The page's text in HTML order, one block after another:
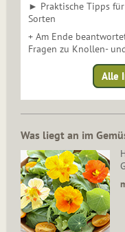
► Praktische Tipps
Sorten
+ Am Ende
Fragen zu Knollen-
Alle
Was liegt an im